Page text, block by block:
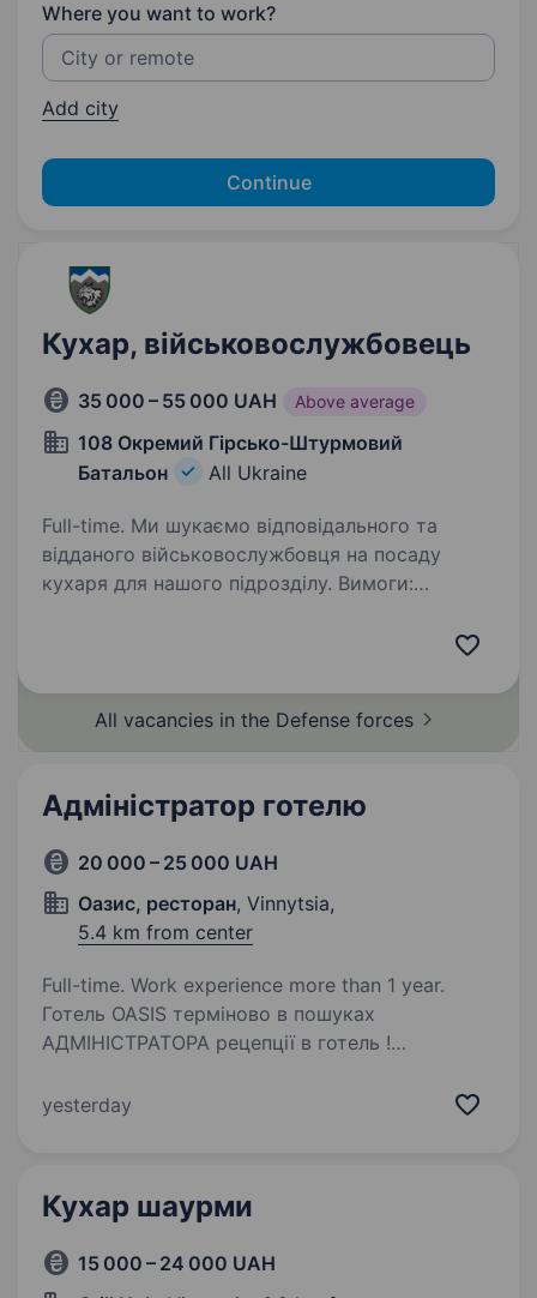
Where you want to work?
Add city
Continue
Кухар, військовослужбовець
35 000 – 55 000 UAH Above average
108 Окремий Гірсько-Штурмовий
Батальон
All Ukraine
Full-time. Ми шукаємо відповідального та
відданого військовослужбовця на посаду
кухаря для нашого підрозділу. Вимоги:
All vacancies in the Defense forces
Адміністратор готелю
20 000 – 25 000 UAH
Оазис, ресторан, Vinnytsia,
5.4 km from center
Full-time. Work experience more than 1 year.
Готель OASIS терміново в пошуках
АДМІНІСТРАТОРА рецепції в готель !
колектив, комфортні умови праці. Заробітну
yesterday
Кухар шаурми
15 000 – 24 000 UAH